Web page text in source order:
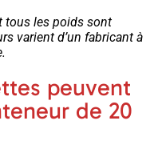
tous les poids sont
varient d’un fabricant à
peuvent
de 20